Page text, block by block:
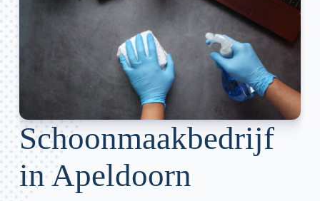
Schoonmaakbedrijf
in Apeldoorn